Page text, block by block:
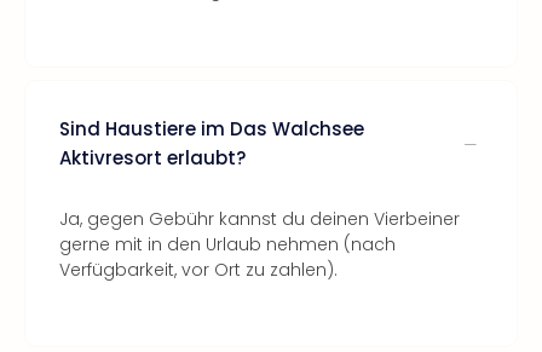
Sind Haustiere im Das Walchsee
Aktivresort erlaubt?
Ja, gegen Gebühr kannst du deinen Vierbeiner
gerne mit in den Urlaub nehmen (nach
Verfügbarkeit, vor Ort zu zahlen).